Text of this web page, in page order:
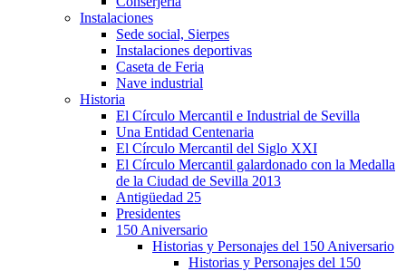
Instalaciones
Sede social, Sierpes
Instalaciones deportivas
Caseta de Feria
Nave industrial
Historia
El Círculo Mercantil e Industrial de Sevilla
Una Entidad Centenaria
El Círculo Mercantil del Siglo XXI
El Círculo Mercantil galardonado con la Medalla
de la Ciudad de Sevilla 2013
Antigüedad 25
Presidentes
150 Aniversario
Historias y Personajes del 150 Aniversario
Historias y Personajes del 150